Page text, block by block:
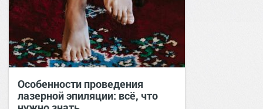
Особенности проведения
лазерной эпиляции: всё, что